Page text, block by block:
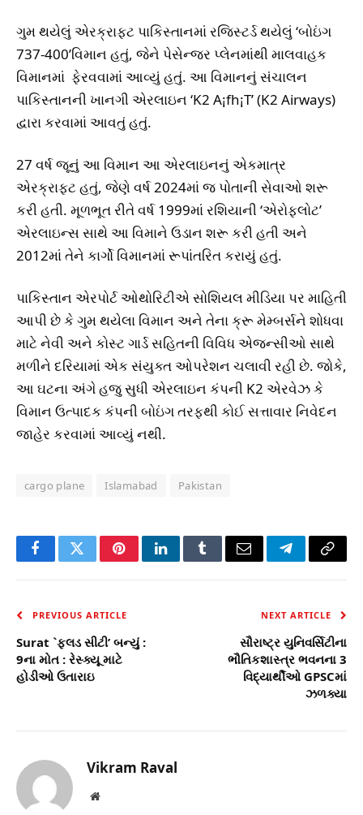
ગુમ થયેલું એરક્રાફ્ટ પાકિસ્તાનમાં રજિસ્ટર્ડ થયેલું ‘બોઇંગ
737-400’વિમાન હતું, જેને પેસેન્જર પ્લેનમાંથી માલવાહક
વિમાનમાં ફેરવવામાં આવ્યું હતું. આ વિમાનનું સંચાલન
પાકિસ્તાનની ખાનગી એરલાઇન ‘K2 A¡fh¡T’ (K2 Airways)
દ્વારા કરવામાં આવતું હતું.
27 વર્ષ જૂનું આ વિમાન આ એરલાઇનનું એકમાત્ર
એરક્રાફ્ટ હતું, જેણે વર્ષ 2024માં જ પોતાની સેવાઓ શરૂ
કરી હતી. મૂળભૂત રીતે વર્ષ 1999માં રશિયાની ‘એરોફ્લોટ’
એરલાઇન્સ સાથે આ વિમાને ઉડાન શરૂ કરી હતી અને
2012માં તેને કાર્ગો વિમાનમાં રૂપાંતરિત કરાયું હતું.
પાકિસ્તાન એરપોર્ટ ઓથોરિટીએ સોશિયલ મીડિયા પર માહિતી
આપી છે કે ગુમ થયેલા વિમાન અને તેના ક્રૂ મેમ્બર્સને શોધવા
માટે નેવી અને કોસ્ટ ગાર્ડ સહિતની વિવિધ એજન્સીઓ સાથે
મળીને દરિયામાં એક સંયુક્ત ઓપરેશન ચલાવી રહી છે. જોકે,
આ ઘટના અંગે હજુ સુધી એરલાઇન કંપની K2 એરવેઝ કે
વિમાન ઉત્પાદક કંપની બોઇંગ તરફથી કોઈ સત્તાવાર નિવેદન
જાહેર કરવામાં આવ્યું નથી.
cargo plane Islamabad Pakistan
FacebookTwitterPinterestLinkedInTumblrEmail TelegramCopy
PREVIOUS ARTICLE
Surat `ફલડ સીટી’ બન્યું :
9ના મોત : રેસ્ક્યૂ માટે
હોડીઓ ઉતારાઇ
NEXT ARTICLE
સૌરાષ્ટ્ર યુનિવર્સિટીના
ભૌતિકશાસ્ત્ર ભવનના 3
વિદ્યાર્થીઓ GPSCમાં
ઝળક્યા
Vikram Raval
Website